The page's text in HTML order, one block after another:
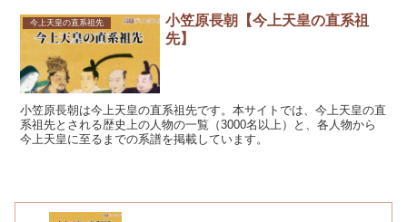
今上天皇の直系祖先
小笠原長朝【今上天皇の直系祖
先】
小笠原長朝は今上天皇の直系祖先です。本サイトでは、今上天皇の直
系祖先とされる歴史上の人物の一覧（3000名以上）と、各人物から
今上天皇に至るまでの系譜を掲載しています。